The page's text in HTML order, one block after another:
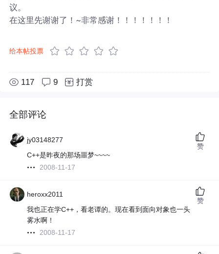
议。
在这里先谢谢了！~非常感谢！！！！！！！
给本帖投票
117 9 打赏
全部评论
jy03148277
C++是昨夜的那场噩梦~~~~
2008-11-17
赞
heroxx2011
我也正在学C++，看老谭的。现在看到面向对象也一头
雾水啊！
2008-11-17
赞